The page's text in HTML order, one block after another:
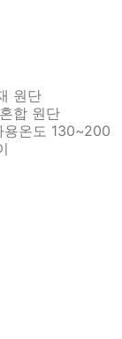
원단
합 원단
용온도 130~200